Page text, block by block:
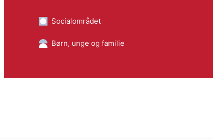
Socialområdet
Børn, unge og familie